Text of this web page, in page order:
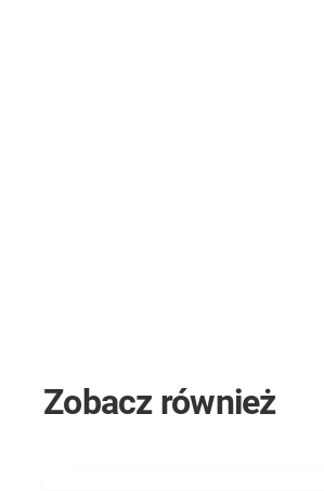
Zobacz również